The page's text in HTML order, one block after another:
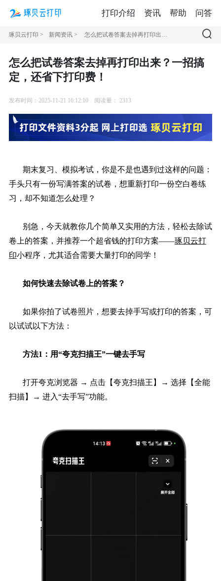
琢贝云打印 > 新闻资讯 >
怎么把试卷答案去掉再打印出来？一招搞
定，还省下打印费！
发布时间：2025-11-21 16:12:10 阅读量： 2313
期末复习、模拟考试，你是不是也遇到过这样的问题：
手头只有一份写满答案的试卷，想重新打印一份空白卷练
习，却不知道怎么处理？
别急，今天就教你几个简单又实用的方法，轻松去除试
卷上的答案，并推荐一个超省钱的打印方案——琢贝云打
印小程序，尤其适合需要大量打印的同学！
如何快速去除试卷上的答案？
如果你拍了试卷照片，想要去掉手写或打印的答案，可
以试试以下方法：
方法1：用“夸克扫描王”一键去手写
打开夸克浏览器 → 点击【夸克扫描王】→ 选择【全能
扫描】→ 进入“去手写”功能。
打印介绍 资讯 帮助 问答